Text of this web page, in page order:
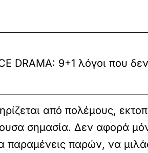
DRAMA: 9+1 λόγοι που δεν
από πολέμους,
σημασία. Δεν αφορά
παραμένεις παρών, να